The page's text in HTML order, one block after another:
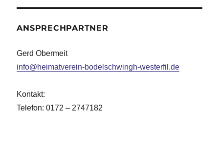
ANSPRECHPARTNER
Gerd Obermeit
info@heimatverein-bodelschwingh-westerfil.de
Kontakt:
Telefon: 0172 – 2747182